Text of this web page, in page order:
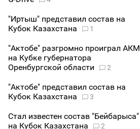
"Иртыш" представил состав на
Кубок Казахстана
1
"Актобе" разгромно проиграл АКМ
на Кубке губернатора
Оренбургской области
2
"Актобе" представил состав на
Кубок Казахстана
3
Стал известен состав "Бейбарыса"
на Кубок Казахстана
2